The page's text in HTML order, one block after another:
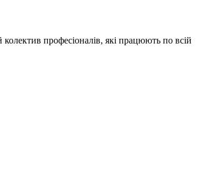
професіоналів, які працюють по всій